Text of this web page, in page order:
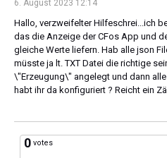
6. August 2023 12:14
Hallo, verzweifelter Hilfeschrei...ich
das die Anzeige der CFos App und
gleiche Werte liefern. Hab alle json
müsste ja lt. TXT Datei die richtige
\"Erzeugung\" angelegt und dann
habt ihr da konfiguriert ? Reicht ein
0 votes